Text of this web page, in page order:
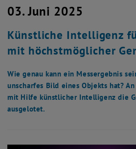
Zurück: Subseiten von TU Wien Startseite
Zurück zur letzten Ebene:
TU Wien Startseite
Übersicht
03. Juni 2025
Künstliche Intelligenz
mit höchstmöglicher
Wie genau kann ein Messergebnis
unscharfes Bild eines Objekts hat?
mit Hilfe künstlicher Intelligenz die
ausgelotet.